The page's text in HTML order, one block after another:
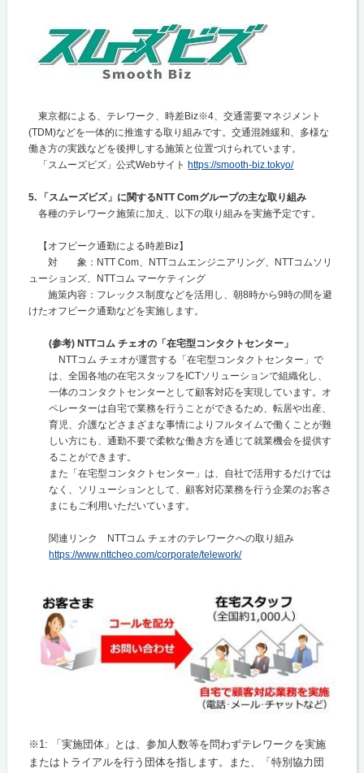
東京都による、テレワーク、時差Biz※4、交通需要マネジメント
(TDM)などを一体的に推進する取り組みです。交通混雑緩和、多様な
働き方の実践などを後押しする施策と位置づけられています。
「スムーズビズ」公式Webサイトhttps://smooth-biz.tokyo/
5. 「スムーズビズ」に関するNTT Comグループの主な取り組み
各種のテレワーク施策に加え、以下の取り組みを実施予定です。
【オフピーク通勤による時差Biz】
対 象：NTT Com、NTTコムエンジニアリング、NTTコムソリ
ューションズ、NTTコム マーケティング
施策内容：フレックス制度などを活用し、朝8時から9時の間を避
けたオフピーク通勤などを実施します。
(参考) NTTコム チェオの「在宅型コンタクトセンター」
NTTコム チェオが運営する「在宅型コンタクトセンター」で
は、全国各地の在宅スタッフをICTソリューションで組織化し、
一体のコンタクトセンターとして顧客対応を実現しています。オ
ペレーターは自宅で業務を行うことができるため、転居や出産、
育児、介護などさまざまな事情によりフルタイムで働くことが難
しい方にも、通勤不要で柔軟な働き方を通じて就業機会を提供す
ることができます。
また「在宅型コンタクトセンター」は、自社で活用するだけでは
なく、ソリューションとして、顧客対応業務を行う企業のお客さ
まにもご利用いただいています。
関連リンク NTTコム チェオのテレワークへの取り組み
https://www.nttcheo.com/corporate/telework/
※1: 「実施団体」とは、参加人数等を問わずテレワークを実施
またはトライアルを行う団体を指します。また、「特別協力団